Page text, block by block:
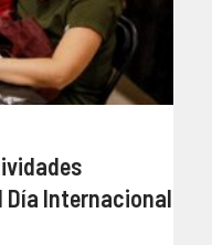
Día Internacional